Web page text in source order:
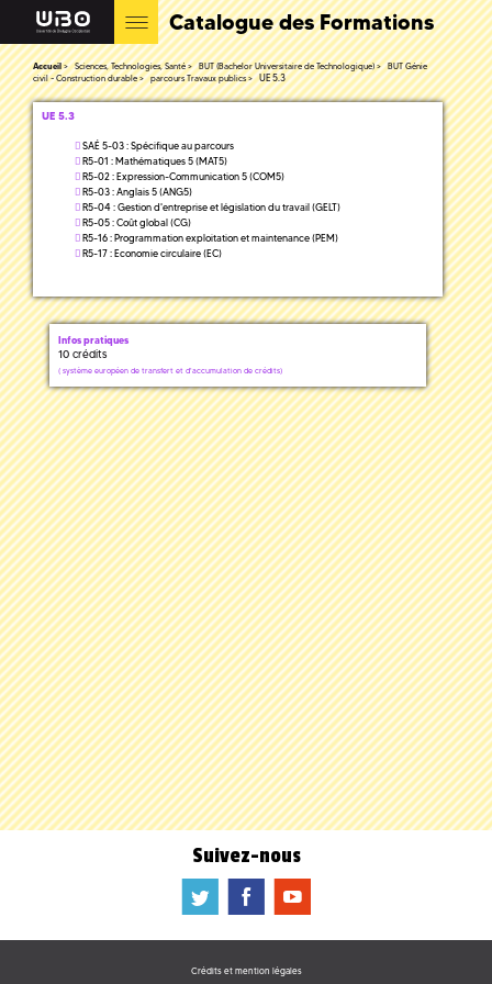
Catalogue des Formations
Accueil Sciences, Technologies, Santé BUT (Bachelor Universitaire de Technologique)
BUT Génie
civil - Construction durable
parcours Travaux publics UE 5.3
UE 5.3
SAÉ 5-03 : Spécifique au parcours
R5-01 : Mathématiques 5 (MAT5)
R5-02 : Expression-Communication 5 (COM5)
R5-03 : Anglais 5 (ANG5)
R5-04 : Gestion d'entreprise et législation du travail (GELT)
R5-05 : Coût global (CG)
R5-16 : Programmation exploitation et maintenance (PEM)
R5-17 : Economie circulaire (EC)
Infos pratiques
10 crédits
( système européen de transfert et d'accumulation de crédits)
Suivez-nous
a b f
Crédits et mention légales